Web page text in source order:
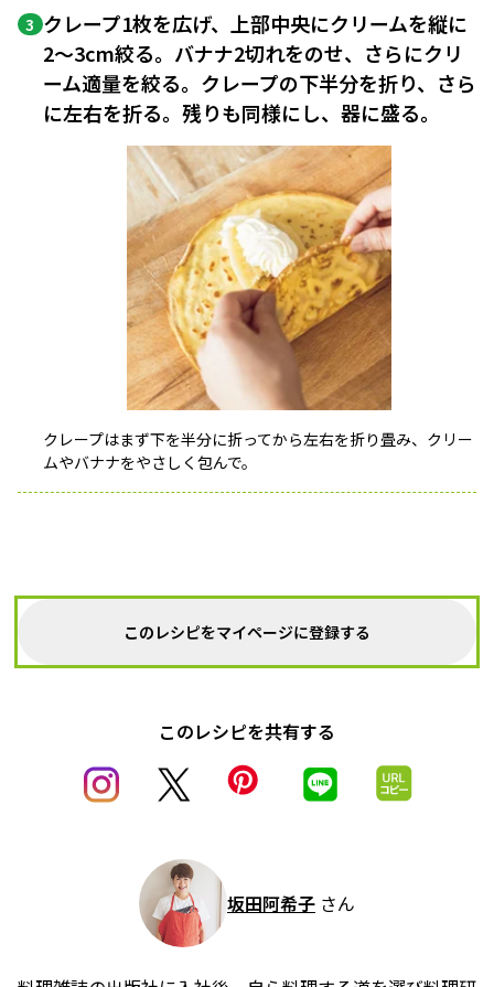
3 クレープ1枚を広げ、上部中央にクリームを縦に
2～3cm絞る。バナナ2切れをのせ、さらにクリ
ーム適量を絞る。クレープの下半分を折り、さら
に左右を折る。残りも同様にし、器に盛る。
クレープはまず下を半分に折ってから左右を折り畳み、クリー
ムやバナナをやさしく包んで。
このレシピをマイページに登録する
このレシピを共有する
坂田阿希子 さん